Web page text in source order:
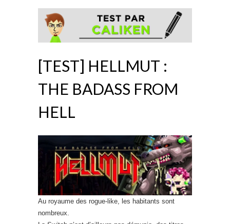
[TEST] HELLMUT :
THE BADASS FROM
HELL
Au royaume des rogue-like, les habitants sont
nombreux.